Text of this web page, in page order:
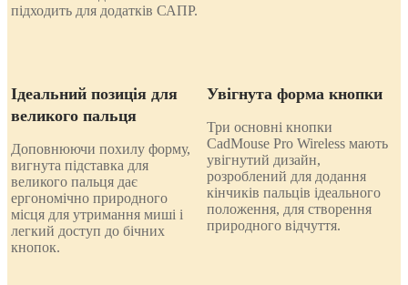
підходить для додатків САПР.
Ідеальний позиція для
великого пальця
Доповнюючи похилу форму,
вигнута підставка для
великого пальця дає
ергономічно природного
місця для утримання миші і
легкий доступ до бічних
кнопок.
Увігнута форма кнопки
Три основні кнопки
CadMouse Pro Wireless мають
увігнутий дизайн,
розроблений для додання
кінчиків пальців ідеального
положення, для створення
природного відчуття.